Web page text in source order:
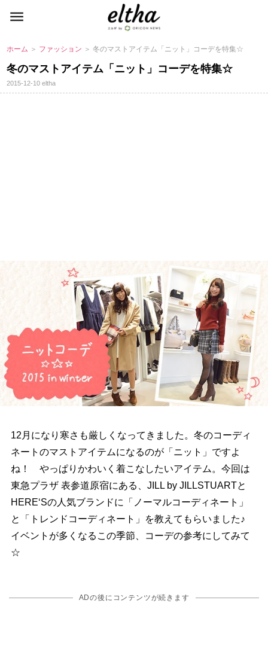
ホーム ＞ ファッション ＞ 冬のマストアイテム「ニット」コーデを特集☆
冬のマストアイテム「ニット」コーデを特集☆
2015-12-10eltha
12月になり寒さも厳しくなってきました。冬のコーディ
ネートのマストアイテムになるのが「ニット」ですよ
ね！ やっぱりかわいく着こなしたいアイテム。今回は
東急プラザ 表参道原宿にある、JILL by JILLSTUARTと
HERE‘Sの人気ブランドに「ノーマルコーディネート」
と「トレンドコーディネート」を教えてもらいました♪
イベントが多くなるこの季節、コーデの参考にしてみて
☆
ADの後にコンテンツが続きます